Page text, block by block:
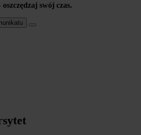
oszczędzaj swój czas.